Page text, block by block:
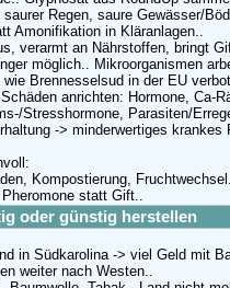
Regen, saure Gewässer/
Amonifikation in Kläranlagen..
verarmt an Nährstoffen, bringt
möglich.. Mikroorganismen
Brennesselsud in der EU
anrichten: Hormone, Ca-
Stresshormone, Parasiten/
-> minderwertiges krankes
Kompostierung,
statt Gift..
oder günstig herstellen
in Südkarolina -> viel Geld mit
weiter nach Westen..